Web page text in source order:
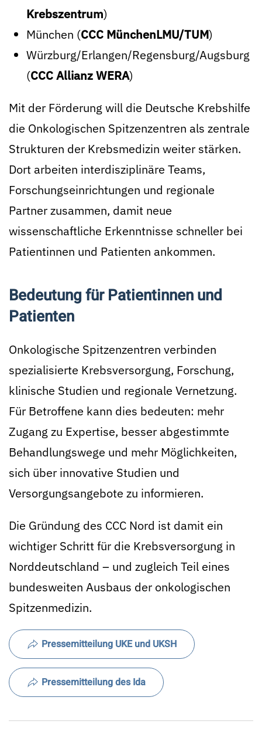
Krebszentrum)
München (CCC MünchenLMU/TUM)
Würzburg/Erlangen/Regensburg/Augsburg
(CCC Allianz WERA)
Mit der Förderung will die Deutsche Krebshilfe
die Onkologischen Spitzenzentren als zentrale
Strukturen der Krebsmedizin weiter stärken.
Dort arbeiten interdisziplinäre Teams,
Forschungseinrichtungen und regionale
Partner zusammen, damit neue
wissenschaftliche Erkenntnisse schneller bei
Patientinnen und Patienten ankommen.
Bedeutung für Patientinnen und
Patienten
Onkologische Spitzenzentren verbinden
spezialisierte Krebsversorgung, Forschung,
klinische Studien und regionale Vernetzung.
Für Betroffene kann dies bedeuten: mehr
Zugang zu Expertise, besser abgestimmte
Behandlungswege und mehr Möglichkeiten,
sich über innovative Studien und
Versorgungsangebote zu informieren.
Die Gründung des CCC Nord ist damit ein
wichtiger Schritt für die Krebsversorgung in
Norddeutschland – und zugleich Teil eines
bundesweiten Ausbaus der onkologischen
Spitzenmedizin.
Pressemitteilung UKE und UKSH
Pressemitteilung des Ida